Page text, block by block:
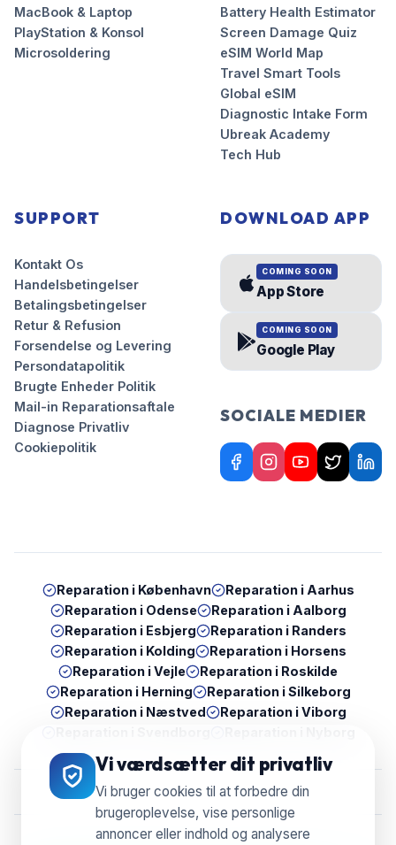
Vi værdsætter dit privatliv
Vi bruger cookies til at forbedre din
brugeroplevelse, vise personlige
annoncer eller indhold og analysere
MacBook & Laptop
PlayStation & Konsol
Microsoldering
Battery Health Estimator
Screen Damage Quiz
eSIM World Map
Travel Smart Tools
Global eSIM
Diagnostic Intake Form
Ubreak Academy
Tech Hub
SUPPORT
Kontakt Os
Handelsbetingelser
Betalingsbetingelser
Retur & Refusion
Forsendelse og Levering
Persondatapolitik
Brugte Enheder Politik
Mail-in Reparationsaftale
Diagnose Privatliv
Cookiepolitik
DOWNLOAD APP
COMING SOON
App Store
COMING SOON
Google Play
SOCIALE MEDIER
Reparation i København Reparation i Aarhus
Reparation i Odense Reparation i Aalborg
Reparation i Esbjerg Reparation i Randers
Reparation i Kolding Reparation i Horsens
Reparation iVejle Reparation i Roskilde
Reparation i Herning Reparation i Silkeborg
Reparation i Næstved Reparation i Viborg